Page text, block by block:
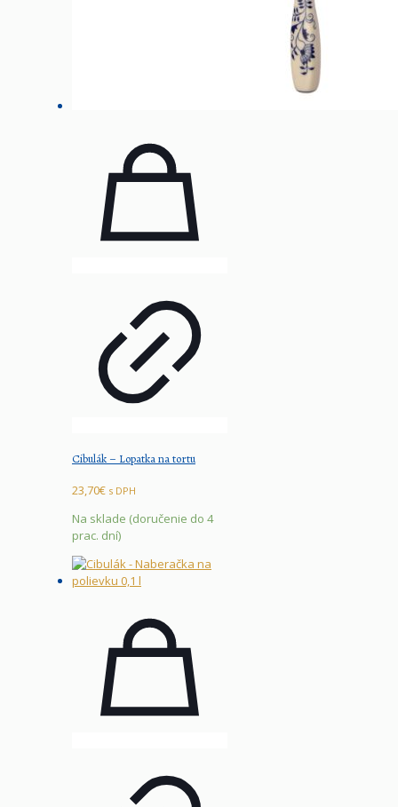
Cibulák – Lopatka na tortu
23,70€ s DPH
Na sklade (doručenie do 4
prac. dní)